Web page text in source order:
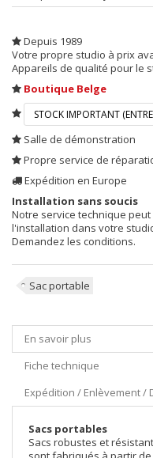
Depuis 1989
Votre propre studio à prix
Appareils de qualité pour le
Boutique Belge
STOCK IMPORTANT
Salle de démonstration
Propre service de
Expédition en Europe
Installation sans soucis
Notre service technique
l'installation dans votre
Demandez les conditions.
Sac portable
En savoir plus
Fiche technique
Expédition / Enlèvement /
Sacs portables
Sacs robustes et